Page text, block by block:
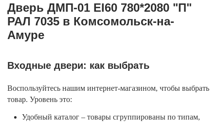
Дверь ДМП-01 EI60 780*2080 "П"
РАЛ 7035 в Комсомольск-на-
Амуре
Входные двери: как выбрать
Воспользуйтесь нашим интернет-магазином, чтобы выбрать
товар. Уровень это:
Удобный каталог – товары сгруппированы по типам,